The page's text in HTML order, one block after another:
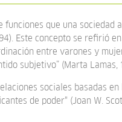
funciones que una sociedad
Este concepto se refirió
entre varones y
subjetivo” (Marta Lamas,
sociales basadas en
de poder" (Joan W.